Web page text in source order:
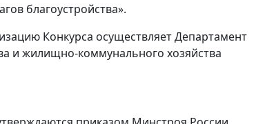
благоустройства».
Конкурса осуществляет Департамент
и жилищно-коммунального хозяйства